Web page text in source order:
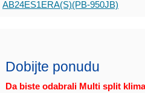
AB24ES1ERA(S)(PB-950JB)
Dobijte ponudu
Da biste odabrali Multi split